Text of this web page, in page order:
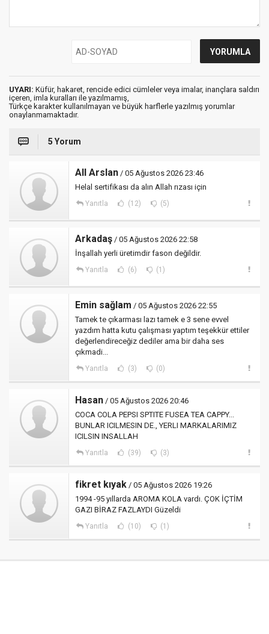
UYARI: Küfür, hakaret, rencide edici cümleler veya imalar, inançlara saldırı
içeren, imla kuralları ile yazılmamış,
Türkçe karakter kullanılmayan ve büyük harflerle yazılmış yorumlar
onaylanmamaktadır.
5 Yorum
All Arslan / 05 Ağustos 2026 23:46
Helal sertifikası da alın Allah rızası için
Yanıtla (12) (5)
Arkadaş / 05 Ağustos 2026 22:58
İnşallah yerli üretimdir fason değildir.
Yanıtla (6) (1)
Emin sağlam / 05 Ağustos 2026 22:55
Tamek te çıkarması lazı tamek e 3 sene evvel
yazdım hatta kutu çalışması yaptım teşekkür ettiler
değerlendireceğiz dediler ama bir daha ses
çıkmadi...
Yanıtla (3) (0)
Hasan / 05 Ağustos 2026 20:46
COCA COLA PEPSI SPTITE FUSEA TEA CAPPY...
BUNLAR ICILMESIN DE., YERLI MARKALARIMIZ
ICILSIN INSALLAH
Yanıtla (39) (3)
fikret kıyak / 05 Ağustos 2026 19:26
1994 -95 yıllarda AROMA KOLA vardı. ÇOK İÇTİM
GAZI BİRAZ FAZLAYDI Güzeldi
Yanıtla (10) (1)